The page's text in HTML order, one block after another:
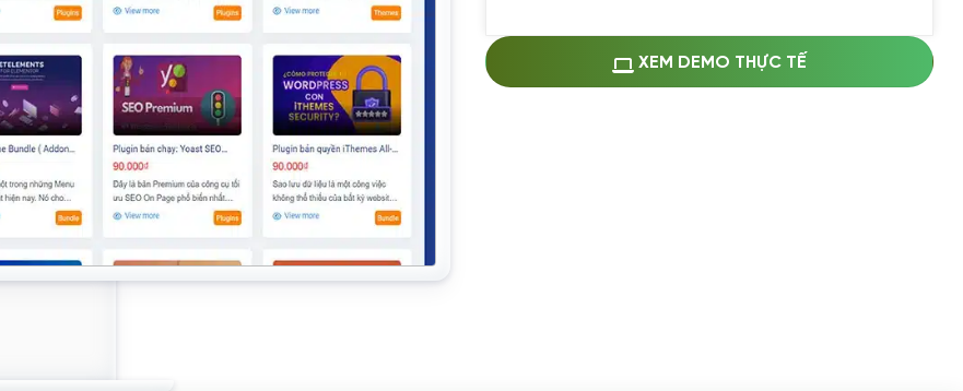
Thay logo + thông tin doanh nghiệp
(+100.000 VND)
XEM DEMO THỰC TẾ